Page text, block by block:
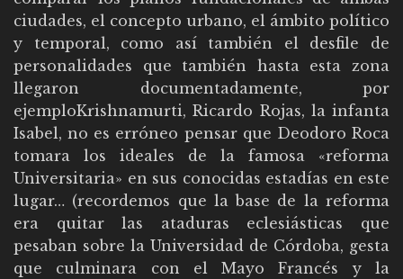
ciudades, el concepto urbano, el ámbito político
y temporal, como así también el desfile de
personalidades que también hasta esta zona
llegaron documentadamente, por
ejemploKrishnamurti, Ricardo Rojas, la infanta
Isabel, no es erróneo pensar que Deodoro Roca
tomara los ideales de la famosa «reforma
Universitaria» en sus conocidas estadías en este
lugar… (recordemos que la base de la reforma
era quitar las ataduras eclesiásticas que
pesaban sobre la Universidad de Córdoba, gesta
que culminara con el Mayo Francés y la